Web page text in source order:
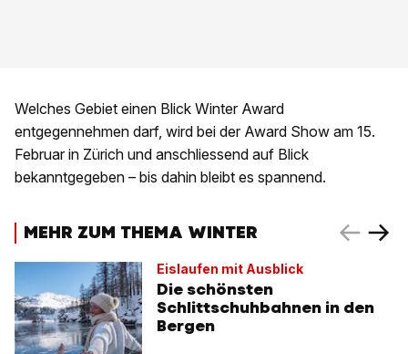
Welches Gebiet einen Blick Winter Award
entgegennehmen darf, wird bei der Award Show am 15.
Februar in Zürich und anschliessend auf Blick
bekanntgegeben – bis dahin bleibt es spannend.
MEHR ZUM THEMA WINTER
Eislaufen mit Ausblick
Die schönsten
Schlittschuhbahnen in den
Bergen